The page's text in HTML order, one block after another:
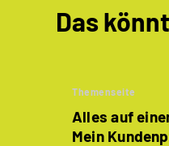
Das
Themenseite
Alles auf
Mein